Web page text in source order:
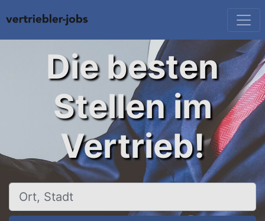
Die besten
Stellen im
Vertrieb!
Ort, Stadt